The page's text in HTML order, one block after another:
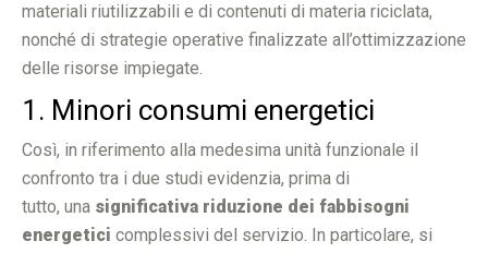
materiali riutilizzabili e di contenuti di materia riciclata,
nonché di strategie operative finalizzate all’ottimizzazione
delle risorse impiegate.
1. Minori consumi energetici
Così, in riferimento alla medesima unità funzionale il
confronto tra i due studi evidenzia, prima di
tutto, una significativa riduzione dei fabbisogni
energetici complessivi del servizio. In particolare, si